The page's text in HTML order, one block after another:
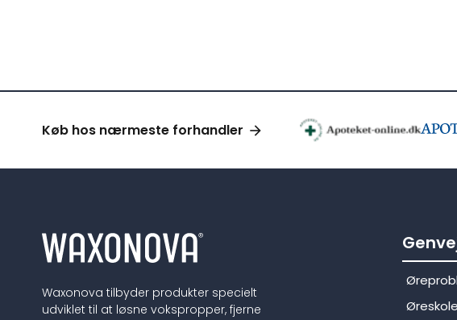
Køb hos nærmeste forhandler
Waxonova tilbyder produkter specielt
udviklet til at løsne vokspropper, fjerne
Øreskole